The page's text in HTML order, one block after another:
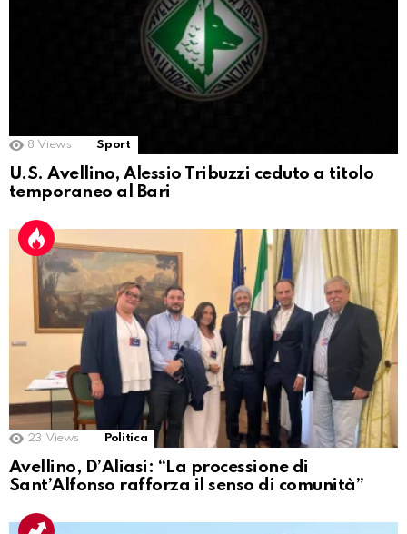
8 Views Sport
U.S. Avellino, Alessio Tribuzzi ceduto a titolo
temporaneo al Bari
23 Views Politica
Avellino, D’Aliasi: “La processione di
Sant’Alfonso rafforza il senso di comunità”